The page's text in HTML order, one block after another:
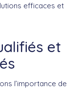
efficaces et
et
l’importance de